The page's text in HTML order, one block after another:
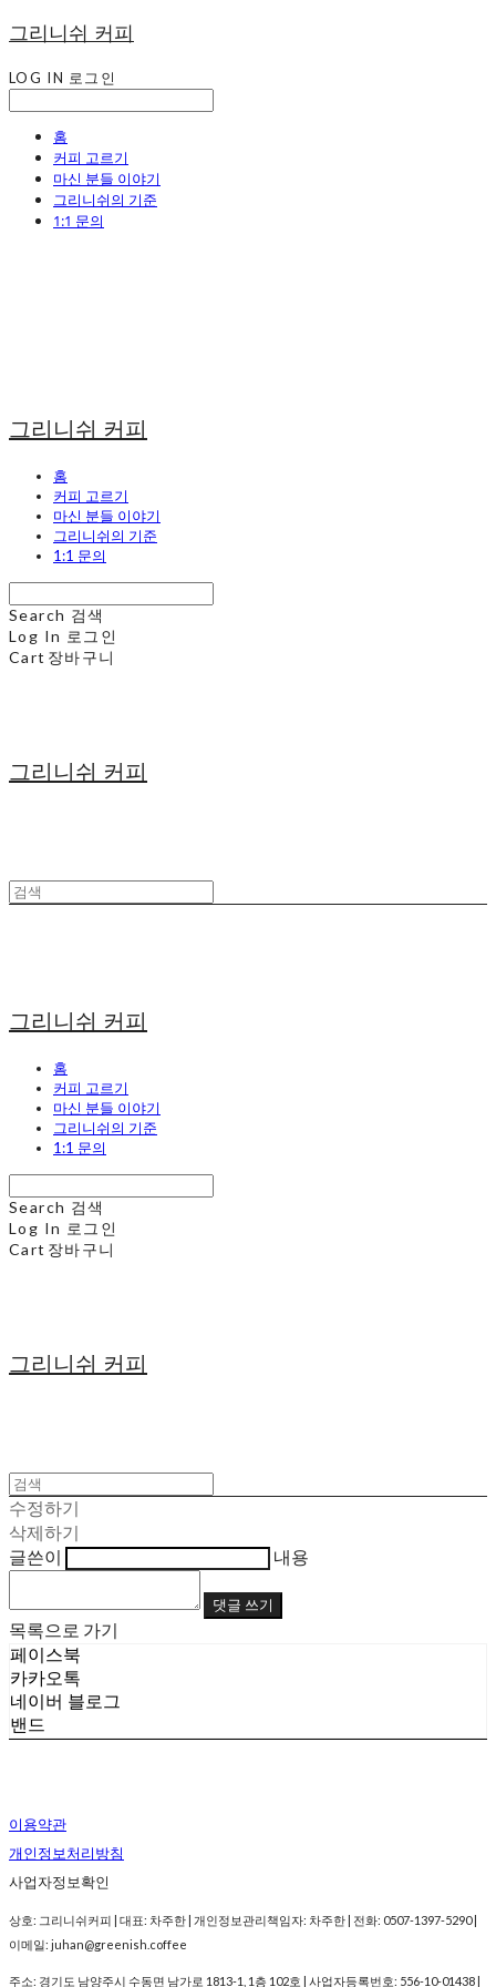
그리니쉬 커피
LOG IN 로그인
홈
커피 고르기
마신 분들 이야기
그리니쉬의 기준
1:1 문의
그리니쉬 커피
홈
커피 고르기
마신 분들 이야기
그리니쉬의 기준
1:1 문의
Search 검색
Log In 로그인
Cart 장바구니
그리니쉬 커피
그리니쉬 커피
홈
커피 고르기
마신 분들 이야기
그리니쉬의 기준
1:1 문의
Search 검색
Log In 로그인
Cart 장바구니
그리니쉬 커피
수정하기
삭제하기
글쓴이
내용
댓글 쓰기
목록으로 가기
페이스북
카카오톡
네이버 블로그
밴드
이용약관
개인정보처리방침
사업자정보확인
상호: 그리니쉬커피 | 대표: 차주한 | 개인정보관리책임자: 차주한 | 전화: 0507-1397-5290 |
이메일: juhan@greenish.coffee
주소: 경기도 남양주시 수동면 남가로 1813-1, 1층 102호 | 사업자등록번호: 556-10-01438 |